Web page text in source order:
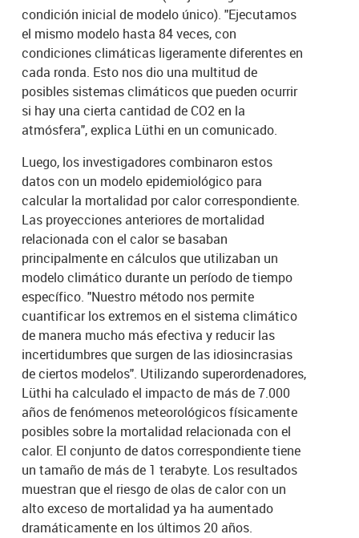
condición inicial de modelo único). "Ejecutamos
el mismo modelo hasta 84 veces, con
condiciones climáticas ligeramente diferentes en
cada ronda. Esto nos dio una multitud de
posibles sistemas climáticos que pueden ocurrir
si hay una cierta cantidad de CO2 en la
atmósfera", explica Lüthi en un comunicado.
Luego, los investigadores combinaron estos
datos con un modelo epidemiológico para
calcular la mortalidad por calor correspondiente.
Las proyecciones anteriores de mortalidad
relacionada con el calor se basaban
principalmente en cálculos que utilizaban un
modelo climático durante un período de tiempo
específico. "Nuestro método nos permite
cuantificar los extremos en el sistema climático
de manera mucho más efectiva y reducir las
incertidumbres que surgen de las idiosincrasias
de ciertos modelos". Utilizando superordenadores,
Lüthi ha calculado el impacto de más de 7.000
años de fenómenos meteorológicos físicamente
posibles sobre la mortalidad relacionada con el
calor. El conjunto de datos correspondiente tiene
un tamaño de más de 1 terabyte. Los resultados
muestran que el riesgo de olas de calor con un
alto exceso de mortalidad ya ha aumentado
dramáticamente en los últimos 20 años.